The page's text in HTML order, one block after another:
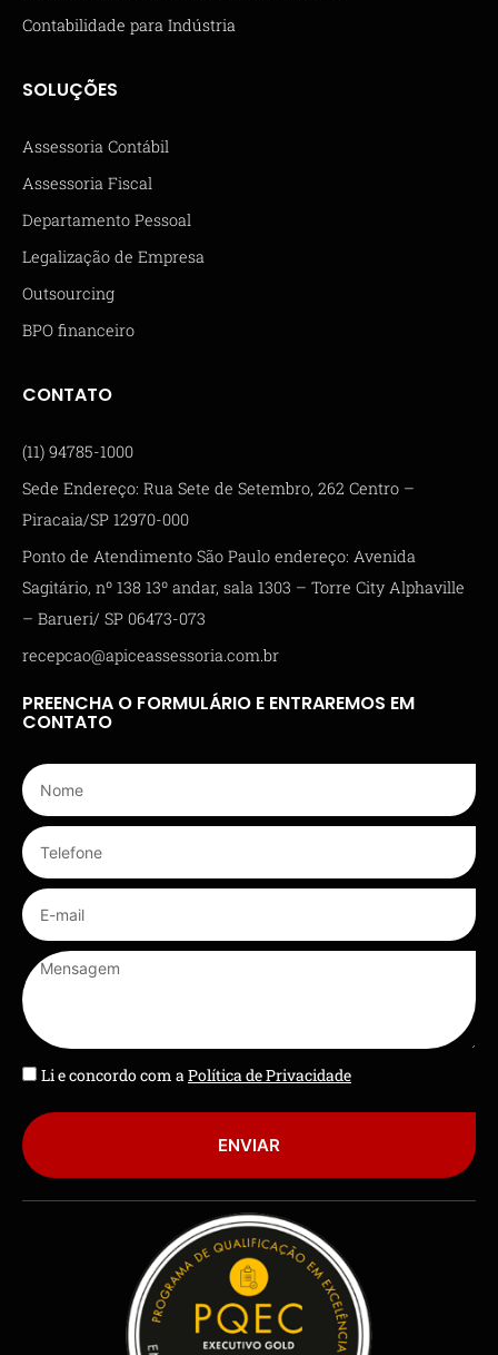
Contabilidade para Indústria
SOLUÇÕES
Assessoria Contábil
Assessoria Fiscal
Departamento Pessoal
Legalização de Empresa
Outsourcing
BPO financeiro
CONTATO
(11) 94785-1000
Sede Endereço: Rua Sete de Setembro, 262 Centro –
Piracaia/SP 12970-000
Ponto de Atendimento São Paulo endereço: Avenida
Sagitário, nº 138 13º andar, sala 1303 – Torre City Alphaville
– Barueri/ SP 06473-073
recepcao@apiceassessoria.com.br
PREENCHA O FORMULÁRIO E ENTRAREMOS EM
CONTATO
Li e concordo com a Política de Privacidade
ENVIAR